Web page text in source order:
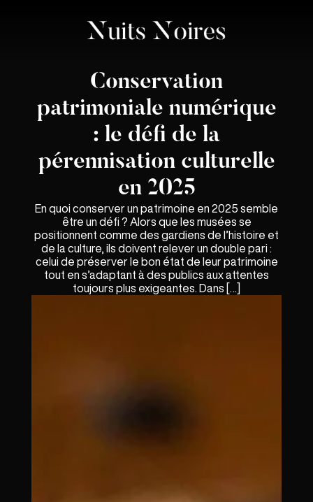
Conservation
patrimoniale numérique
: le défi de la
pérennisation culturelle
en 2025
En quoi conserver un patrimoine en 2025 semble
être un défi ? Alors que les musées se
positionnent comme des gardiens de l’histoire et
de la culture, ils doivent relever un double pari :
celui de préserver le bon état de leur patrimoine
tout en s’adaptant à des publics aux attentes
toujours plus exigeantes. Dans […]